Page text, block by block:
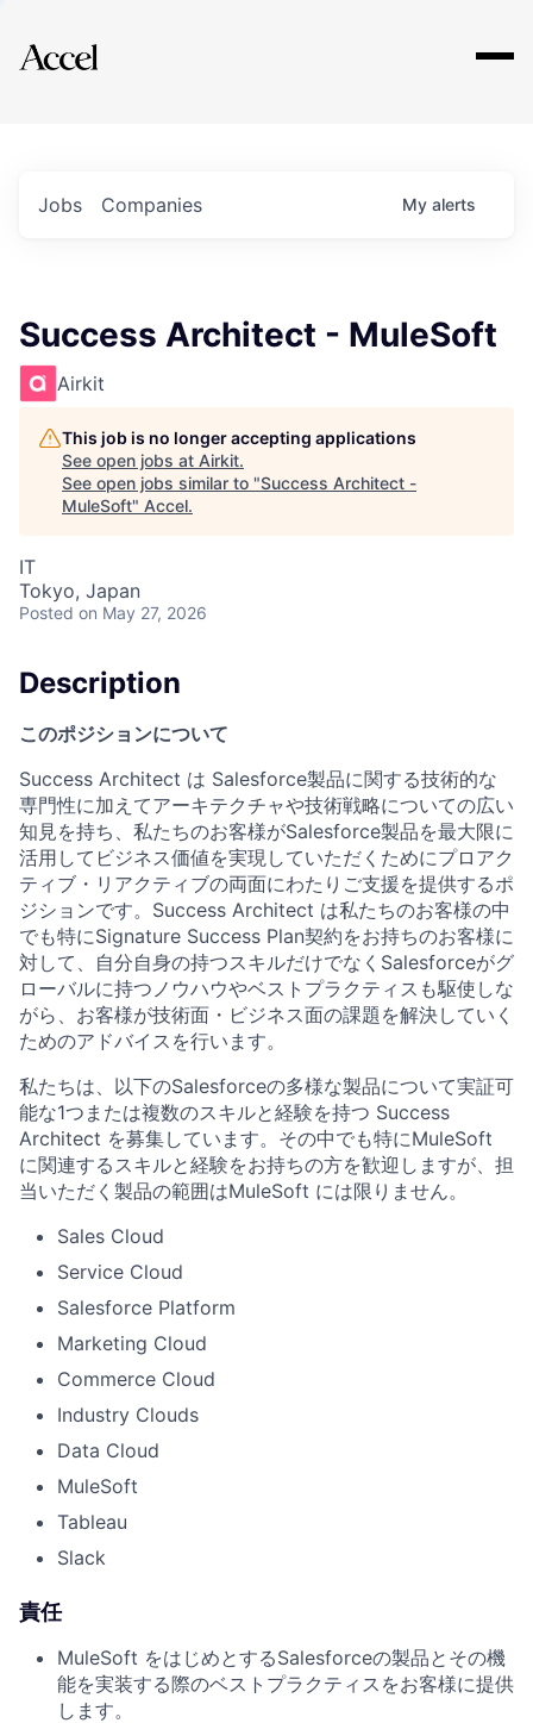
Explore
Jobs Companies My alerts
Success Architect - MuleSoft
Airkit
This job is no longer accepting applications
See open jobs at Airkit.
See open jobs similar to "Success Architect -
MuleSoft" Accel.
IT
Tokyo, Japan
Posted on May 27, 2026
Description
このポジションについて
Success Architect は Salesforce製品に関する技術的な
専門性に加えてアーキテクチャや技術戦略についての広い
知見を持ち、私たちのお客様がSalesforce製品を最大限に
活用してビジネス価値を実現していただくためにプロアク
ティブ・リアクティブの両面にわたりご支援を提供するポ
ジションです。Success Architect は私たちのお客様の中
でも特にSignature Success Plan契約をお持ちのお客様に
対して、自分自身の持つスキルだけでなくSalesforceがグ
ローバルに持つノウハウやベストプラクティスも駆使しな
がら、お客様が技術面・ビジネス面の課題を解決していく
ためのアドバイスを行います。
私たちは、以下のSalesforceの多様な製品について実証可
能な1つまたは複数のスキルと経験を持つ Success
Architect を募集しています。その中でも特にMuleSoft
に関連するスキルと経験をお持ちの方を歓迎しますが、担
当いただく製品の範囲はMuleSoft には限りません。
Sales Cloud
Service Cloud
Salesforce Platform
Marketing Cloud
Commerce Cloud
Industry Clouds
Data Cloud
MuleSoft
Tableau
Slack
責任
MuleSoft をはじめとするSalesforceの製品とその機
能を実装する際のベストプラクティスをお客様に提供
します。